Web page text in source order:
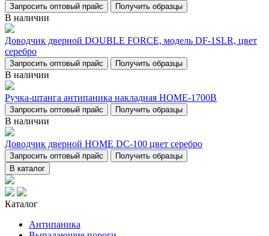
Запросить оптовый прайс Получить образцы
В наличии
Доводчик дверной DOUBLE FORCE, модель DF-1SLR, цвет
серебро
Запросить оптовый прайс Получить образцы
В наличии
Ручка-штанга антипаника накладная НОМЕ-1700В
Запросить оптовый прайс Получить образцы
В наличии
Доводчик дверной НОМЕ DC-100 цвет серебро
Запросить оптовый прайс
Получить образцы
В каталог
Каталог
Антипаника